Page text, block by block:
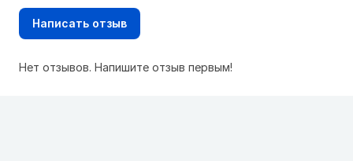
Написать отзыв
Нет отзывов. Напишите отзыв первым!